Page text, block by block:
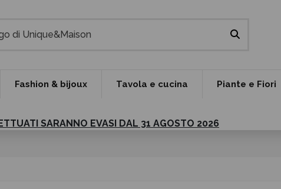
Fashion & bijoux Tavola e cucina Piante e Fiori
SARANNO EVASI DAL 31 AGOSTO 2026